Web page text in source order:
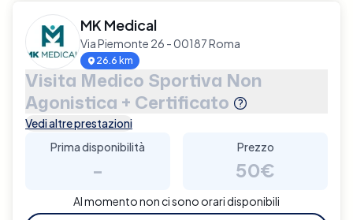
MK Medical
Via Piemonte 26 - 00187 Roma
26.6 km
Visita Medico Sportiva Non
Agonistica + Certificato
Vedi altre prestazioni
Prima disponibilità
-
Prezzo
50€
Al momento non ci sono orari disponibili